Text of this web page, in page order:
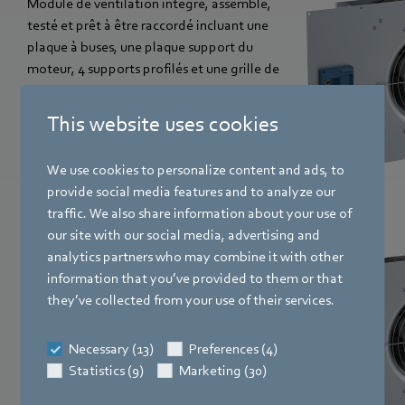
This website uses cookies
We use cookies to personalize content and ads, to
provide social media features and to analyze our
traffic. We also share information about your use of
our site with our social media, advertising and
analytics partners who may combine it with other
information that you’ve provided to them or that
they’ve collected from your use of their services.
Necessary (13)
Preferences (4)
Statistics (9)
Marketing (30)
testé et prêt à être raccordé incluant une
plaque à buses, une plaque support du
moteur, 4 supports profilés et une grille de
protection.
K3G avec MODBUS/DCI
Module de ventilation intégré, assemblé,
testé et prêt à être raccordé avec commande
MODBUS/DCI.